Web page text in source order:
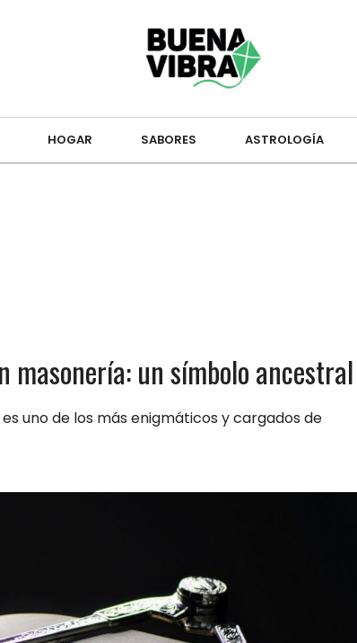
HOGAR SABORES ASTROLOGÍA
masonería: un símbolo ancestral
uno de los más enigmáticos y cargados de